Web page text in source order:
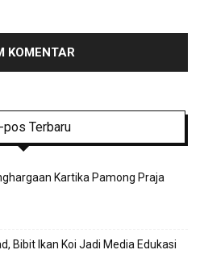
pos Terbaru
Kartika Pamong Praja
Bibit Ikan Koi Jadi Media Edukasi